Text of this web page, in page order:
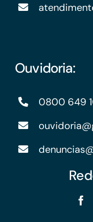
Ouvidoria:
0800 649